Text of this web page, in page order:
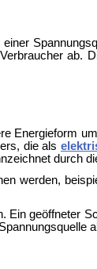
ab.
Energieform
die als
durch
werden,
Ein geöffneter